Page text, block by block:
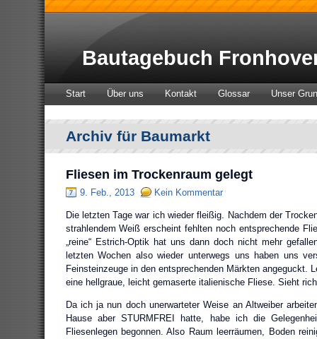
Bautagebuch
Start Über uns Kontakt Glossar Unser
Archiv für Baumarkt
Fliesen im Trockenraum gelegt
9. Feb., 2013 Kein Kommentar
Die letzten Tage war ich wieder fleißig. Nachdem der
strahlendem Weiß erscheint fehlten noch entsprechende
„reine“ Estrich-Optik hat uns dann doch nicht mehr
letzten Wochen also wieder unterwegs uns haben uns
Feinsteinzeuge in den entsprechenden Märkten angeguckt.
eine hellgraue, leicht gemaserte italienische Fliese. Sieht
Da ich ja nun doch unerwarteter Weise an Altweiber
Hause aber STURMFREI hatte, habe ich die
Fliesenlegen begonnen. Also Raum leerräumen, Boden